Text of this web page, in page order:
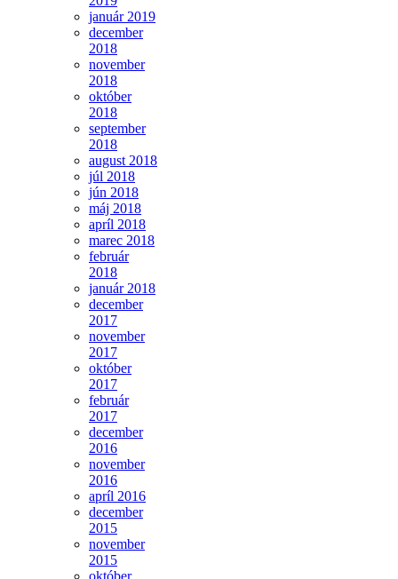
január 2019
december
2018
november
2018
október
2018
september
2018
august 2018
júl 2018
jún 2018
máj 2018
apríl 2018
marec 2018
február
2018
január 2018
december
2017
november
2017
október
2017
február
2017
december
2016
november
2016
apríl 2016
december
2015
november
2015
október